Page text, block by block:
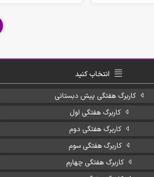
انتخاب کنید
کاربرگ هفتگی پیش دبستانی
کاربرگ هفتگی اول
کاربرگ هفتگی دوم
کاربرگ هفتگی سوم
کاربرگ هفتگی چهارم